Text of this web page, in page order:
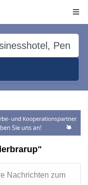
Nachrichten zum